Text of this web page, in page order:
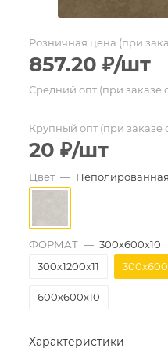
Розничная цена (при
857.20 ₽/шт
Средний опт (при заказе
Крупный опт (при заказе
20 ₽/шт
Цвет — Неполированная
ФОРМАТ — 300х600х10
300х1200х11
600х600х10
Характеристики